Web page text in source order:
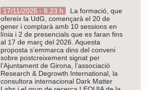
17/11/2025 - 8.23 h
La formació, que
ofereix la UdG, començarà el 20 de
gener i comptarà amb 10 sessions en
línia i 2 de presencials que es faran fins
al 17 de març del 2026. Aquesta
proposta s’emmarca dins del conveni
sobre postcreixement signat per
l’Ajuntament de Girona, l’associació
Research & Degrowth International, la
consultora internacional Dark Matter